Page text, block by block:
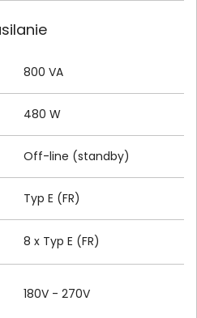
800 VA
480 W
Off-line (standby)
Typ E (FR)
8 x Typ E (FR)
180V - 270V